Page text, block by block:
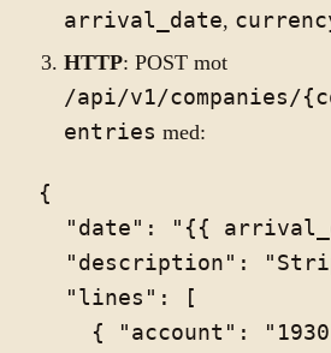
arrival_date,
HTTP: POST mot
/api/v1/companies/
entries med:
{
"date": "{{
"description":
  "lines": [
{ "account":